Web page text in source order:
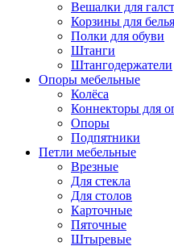
Вешалки для
Корзины для белья
Полки для обуви
Штанги
Штангодержатели
Опоры мебельные
Колёса
Коннекторы для
Опоры
Подпятники
Петли мебельные
Врезные
Для стекла
Для столов
Карточные
Пяточные
Штыревые